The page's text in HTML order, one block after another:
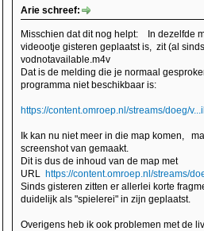
Arie schreef:
Misschien dat dit nog helpt: In dezelfde
videootje gisteren geplaatst is, zit (al
vodnotavailable.m4v
Dat is de melding die je normaal
programma niet beschikbaar is:
https://content.omroep.nl/streams/doeg/
Ik kan nu niet meer in die map komen,
screenshot van gemaakt.
Dit is dus de inhoud van de map met
URL https://content.omroep.nl/streams/
Sinds gisteren zitten er allerlei korte
duidelijk als "spielerei" in zijn geplaatst.
Overigens heb ik ook problemen met de